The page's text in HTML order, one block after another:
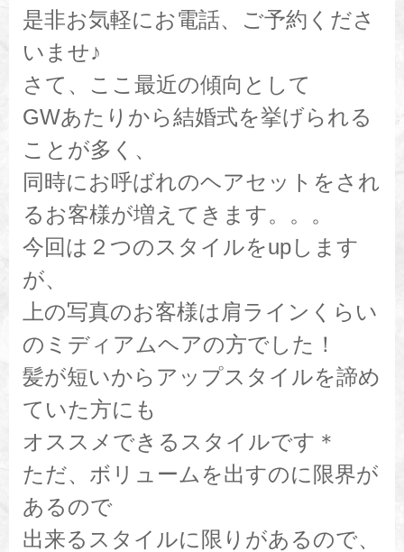
是非お気軽にお電話、ご予約くださ
いませ♪
さて、ここ最近の傾向として
GWあたりから結婚式を挙げられる
ことが多く、
同時にお呼ばれのヘアセットをされ
るお客様が増えてきます。。。
今回は２つのスタイルをupします
が、
上の写真のお客様は肩ラインくらい
のミディアムヘアの方でした！
髪が短いからアップスタイルを諦め
ていた方にも
オススメできるスタイルです＊
ただ、ボリュームを出すのに限界が
あるので
出来るスタイルに限りがあるので、